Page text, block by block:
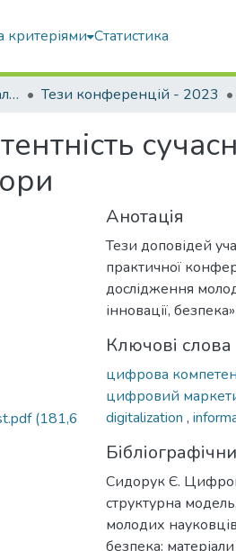
критеріями Статистика
Конференції та матеріали конференцій Тези конференцій - 2023
(181,6
Анотація
Тези доповідей
практичної
дослідження
інновації,
Ключові слова
цифрова
цифровий
digitalization ,
Сидорук Є.
структурна
молодих науковців
безпека: